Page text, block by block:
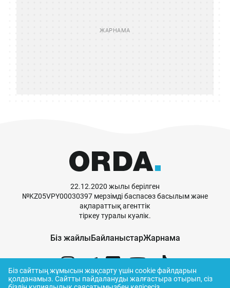
22.12.2020 жылы берілген
№KZ05VPY00030397 мерзімді баспасөз басылым және
ақпараттық агенттік
тіркеу туралы куәлік.
Біз жайлыБайланыстарЖарнама
Біз сайттың жұмысын жақсарту үшін cookie файлдарын
қолданамыз. Сайтты пайдалануды жалғастыра отырып, сіз